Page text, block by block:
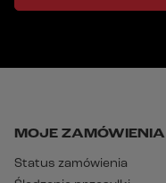
MOJE ZAMÓWIENIA
Status zamówienia